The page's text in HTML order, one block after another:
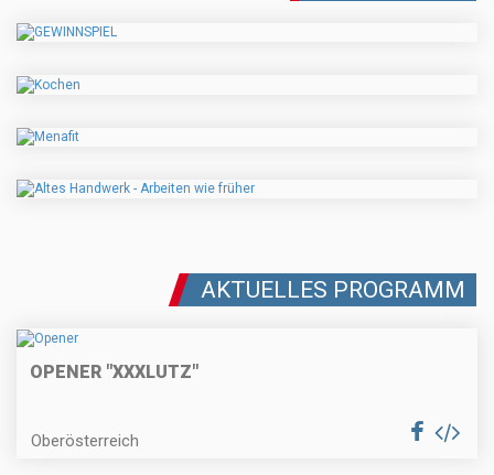
AKTUELLES PROGRAMM
OPENER "XXXLUTZ"
Oberösterreich